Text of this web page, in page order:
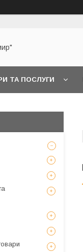
ТА ПОСЛУГИ